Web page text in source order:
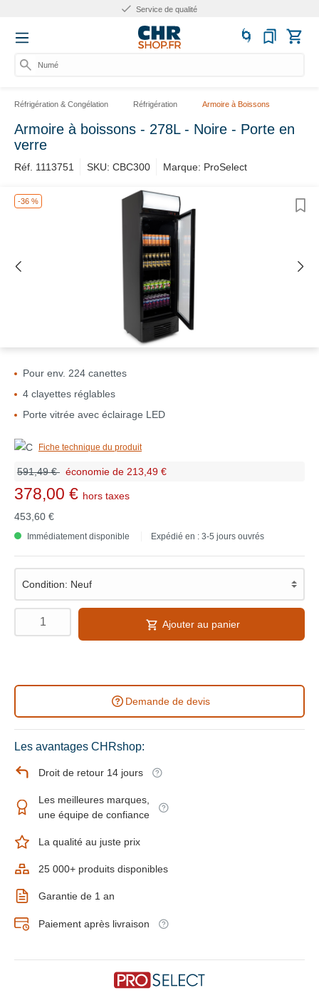
Service de qualité
Numéro
Réfrigération & Congélation Réfrigération Armoire à Boissons
Armoire à boissons - 278L - Noire - Porte en
verre
Réf. 1113751 SKU: CBC300 Marque: ProSelect
-36 %
Pour env. 224 canettes
4 clayettes réglables
Porte vitrée avec éclairage LED
Fiche technique du produit
591,49 € économie de 213,49 €
378,00 € hors taxes
453,60 €
Immédiatement disponible Expédié en : 3-5 jours ouvrés
Ajouter au panier
Demande de devis
Les avantages CHRshop:
Droit de retour 14 jours
Les meilleures marques,
une équipe de confiance
La qualité au juste prix
25 000+ produits disponibles
Garantie de 1 an
Paiement après livraison